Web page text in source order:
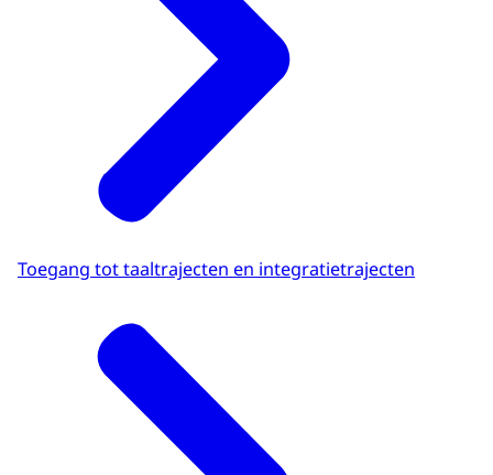
Toegang tot taaltrajecten en integratietrajecten